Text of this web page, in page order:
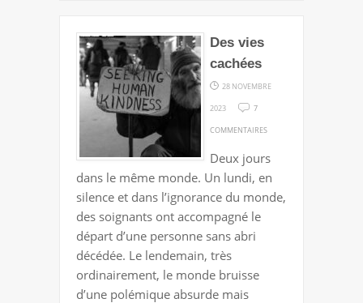
Des vies
cachées
28 NOVEMBRE
2023 7
COMMENTAIRES
VIES
CACHÉES
Deux jours
dans le même monde. Un lundi, en
silence et dans l’ignorance du monde,
des soignants ont accompagné le
départ d’une personne sans abri
décédée. Le lendemain, très
ordinairement, le monde bruisse
d’une polémique absurde mais